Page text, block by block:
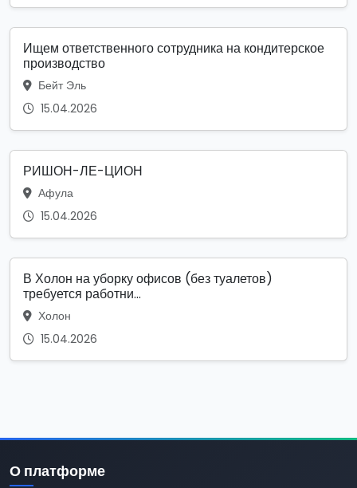
Ищем ответственного сотрудника на кондитерское
производство
Бейт Эль
15.04.2026
РИШОН-ЛЕ-ЦИОН
Афула
15.04.2026
В Холон на уборку офисов (без туалетов)
требуется работни...
Холон
15.04.2026
О платформе